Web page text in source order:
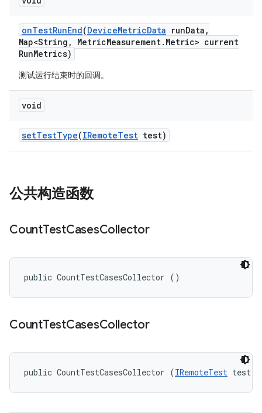
onTestRunEnd(DeviceMetricData runData ,
Map<String , MetricMeasurement. Metric> current
RunMetrics)
测试运行结束时的回调。
void
setTestType(IRemoteTest test)
公共构造函数
CountTestCasesCollector
public CountTestCasesCollector ()
CountTestCasesCollector
public CountTestCasesCollector (IRemoteTest test)